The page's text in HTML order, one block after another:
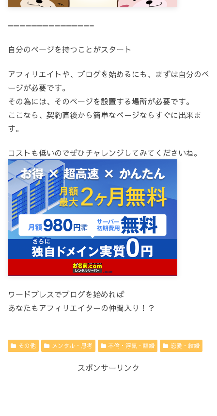
——————————————–
自分のページを持つことがスタート
アフィリエイトや、ブログを始めるにも、まずは自分のペ
ージが必要です。
その為には、そのページを設置する場所が必要です。
ここなら、契約直後から簡単なページならすぐに出来ま
す。
コストも低いのでぜひチャレンジしてみてくださいね。
ワードプレスでブログを始めれば
あなたもアフィリエイターの仲間入り！？
その他 メンタル・思考 不倫・浮気・離婚 恋愛・結婚
スポンサーリンク